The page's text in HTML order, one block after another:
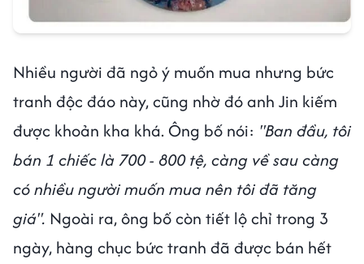
Nhiều người đã ngỏ ý muốn mua nhưng bức
tranh độc đáo này, cũng nhờ đó anh Jin kiếm
được khoản kha khá. Ông bố nói: "Ban đầu, tôi
bán 1 chiếc là 700 - 800 tệ, càng về sau càng
có nhiều người muốn mua nên tôi đã tăng
giá". Ngoài ra, ông bố còn tiết lộ chỉ trong 3
ngày, hàng chục bức tranh đã được bán hết